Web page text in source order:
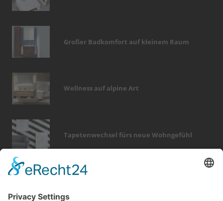
Großer Badkomfort auf kleinem Raum
Wellness auf alpine Art
Tapetenwechsel fürs neue Wohngefühl